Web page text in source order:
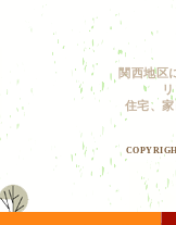
関西地区
住宅、